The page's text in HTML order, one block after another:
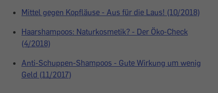
Mittel gegen Kopfläuse - Aus für die Laus! (10/2018)
Haarshampoos: Naturkosmetik? - Der Öko-Check
(4/2018)
Anti-Schuppen-Shampoos - Gute Wirkung um wenig
Geld (11/2017)